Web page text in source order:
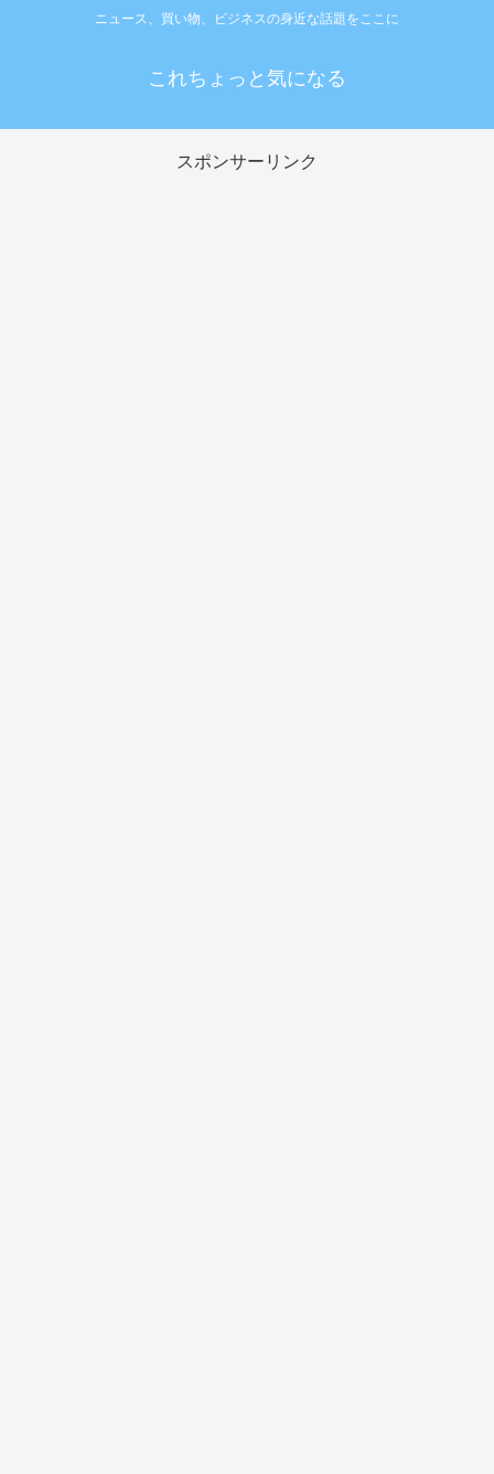
ニュース、買い物、ビジネスの身近な話題をここに
これちょっと気になる
スポンサーリンク